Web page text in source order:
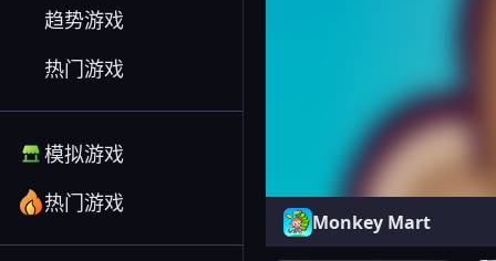
趋势游戏
热门游戏
模拟游戏
热门游戏
Monkey Mart